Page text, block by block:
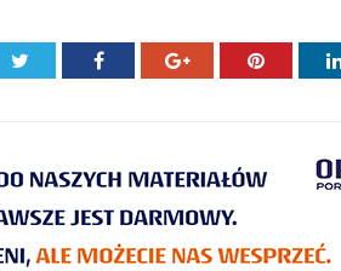
Twitter Facebook Google+ Pinterest